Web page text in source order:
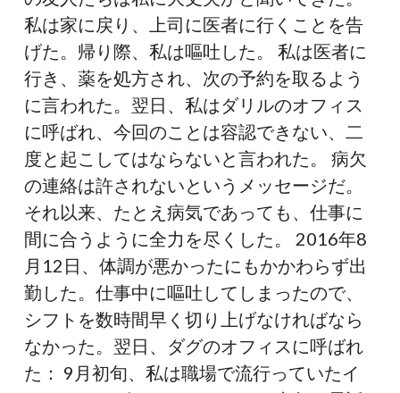
私は家に戻り、上司に医者に行くことを告
げた。帰り際、私は嘔吐した。 私は医者に
行き、薬を処方され、次の予約を取るよう
に言われた。翌日、私はダリルのオフィス
に呼ばれ、今回のことは容認できない、二
度と起こしてはならないと言われた。 病欠
の連絡は許されないというメッセージだ。
それ以来、たとえ病気であっても、仕事に
間に合うように全力を尽くした。 2016年8
月12日、体調が悪かったにもかかわらず出
勤した。仕事中に嘔吐してしまったので、
シフトを数時間早く切り上げなければなら
なかった。翌日、ダグのオフィスに呼ばれ
た： 9月初旬、私は職場で流行っていたイ